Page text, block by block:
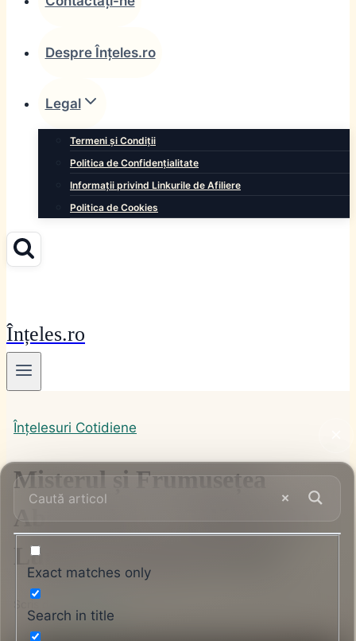
Despre Înțeles.ro
Legal
Termeni și Condiții
Politica de Confidențialitate
Informații privind Linkurile de Afiliere
Politica de Cookies
Înțeles.ro
Înțelesuri Cotidiene
Misterul și Frumusețea
Abanosului: O Călătorie în
Lumea Lemnului Prețios
Exact matches only
Search in title